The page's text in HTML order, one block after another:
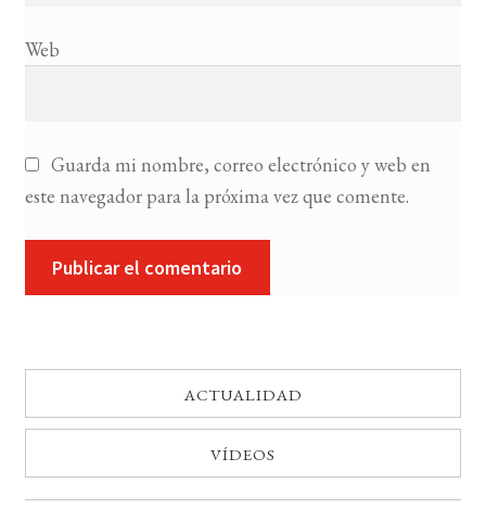
Web
Guarda mi nombre, correo electrónico y web en
este navegador para la próxima vez que comente.
ACTUALIDAD
VÍDEOS